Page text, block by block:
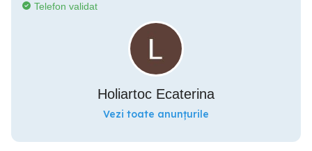
Telefon validat
Holiartoc Ecaterina
Vezi toate anunțurile